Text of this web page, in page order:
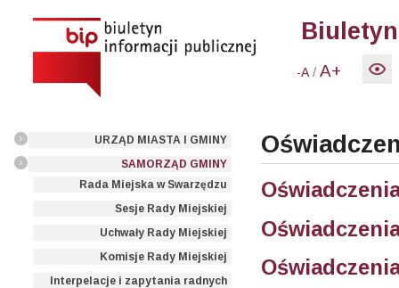
-A /A+
URZĄD MIASTA I GMINY
SAMORZĄD GMINY
Rada Miejska w Swarzędzu
Sesje Rady Miejskiej
Uchwały Rady Miejskiej
Komisje Rady Miejskiej
Interpelacje i zapytania radnych